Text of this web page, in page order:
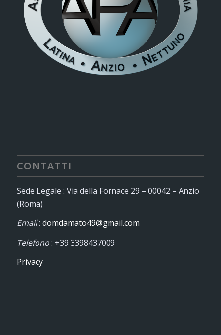
CONTATTI
Sede Legale : Via della Fornace 29 – 00042 – Anzio
(Roma)
Email: domdamato49@gmail.com
Telefono: +39 3398437009
Privacy